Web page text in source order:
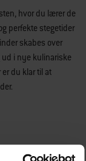
hvor du lærer de
perfekte stegetider
skabes over
ud i nye kulinariske
du klar til at